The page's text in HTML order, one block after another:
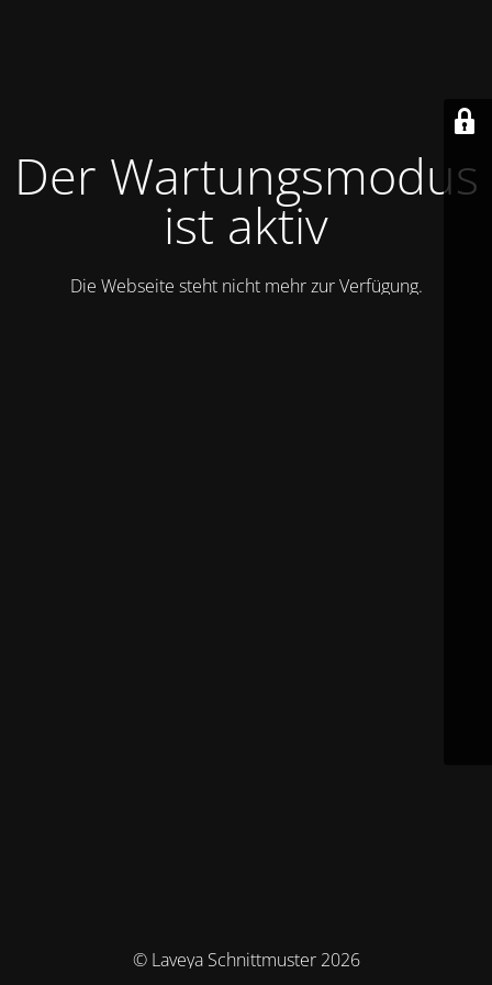
Der Wartungsmodus
ist aktiv
Die Webseite steht nicht mehr zur Verfügung.
© Laveya Schnittmuster 2026